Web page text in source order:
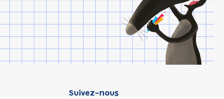
Suivez-nous